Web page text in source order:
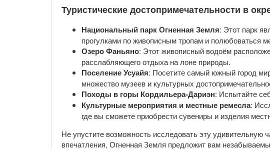
Туристические достопримечательности в
Национальный парк Огненная Земля: Этот парк
прогулками по живописным тропам и полюбоваться
Озеро Фаньяно: Этот живописный водоём
расслабляющего отдыха на лоне природы.
Поселение Усуайя: Посетите самый южный город
множество музеев и культурных
Походы в горы Кордильера-Дариэн: Испытайте
Культурные мероприятия и местные ремесла:
где вы сможете приобрести сувениры и изделия
Не упустите возможность исследовать эту удивительную
впечатления, Огненная Земля предложит вам